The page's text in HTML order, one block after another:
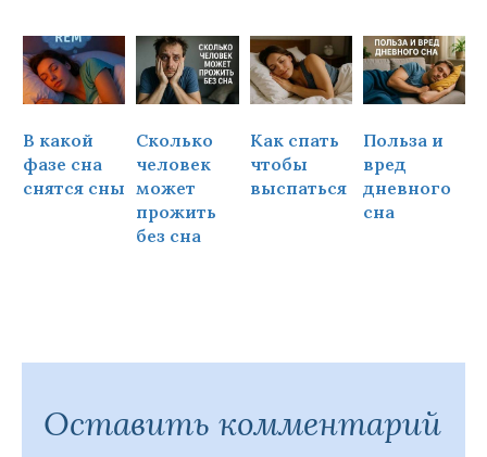
В какой
фазе сна
снятся сны
Сколько
человек
может
прожить
без сна
Как спать
чтобы
выспаться
Польза и
вред
дневного
сна
Оставить комментарий